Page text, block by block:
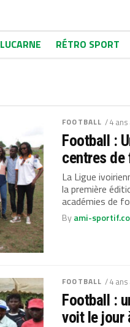
LUCARNE RÉTRO SPORT
FOOTBALL / 4 ans
Football :
centres de
La Ligue
la première
académies de
Byami-
FOOTBALL / 4 ans
Football :
voit le jour